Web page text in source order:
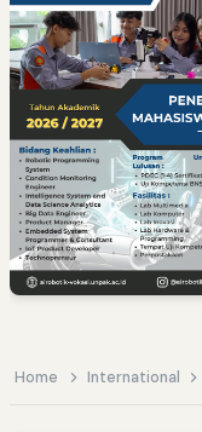
Home International